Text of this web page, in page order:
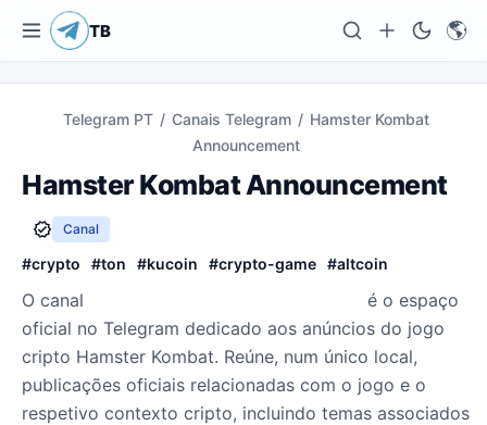
TB 🌎
Telegram PT / Canais Telegram / Hamster Kombat
Announcement
Hamster Kombat Announcement
Canal
#crypto #ton #kucoin #crypto-game #altcoin
O canal
é o espaço
oficial no Telegram dedicado aos anúncios do jogo
cripto Hamster Kombat. Reúne, num único local,
publicações oficiais relacionadas com o jogo e o
respetivo contexto cripto, incluindo temas associados